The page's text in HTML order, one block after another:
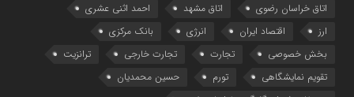
اتاق خراسان رضوی
اتاق مشهد
احمد اثنی عشری
ارز
اقتصاد ایران انرژی
بانک مرکزی
بخش خصوصی
تجارت تجارت خارجی
ترانزیت
تقویم نمایشگاهی
تورم
حسین محمدیان